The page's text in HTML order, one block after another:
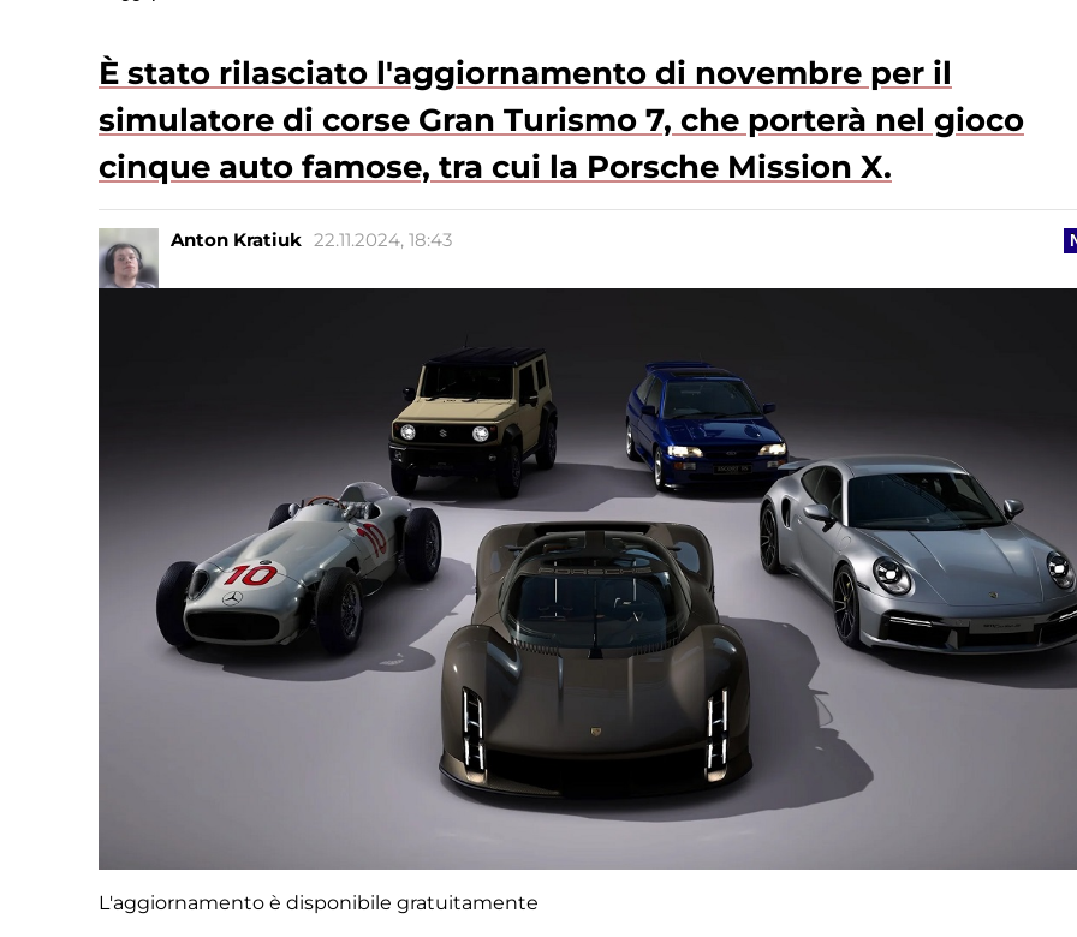
È stato rilasciato l'aggiornamento di novembre per il
simulatore di corse Gran Turismo 7, che porterà nel gioco
cinque auto famose, tra cui la Porsche Mission X.
Anton Kratiuk 22.11.2024, 18:43
L'aggiornamento è disponibile gratuitamente